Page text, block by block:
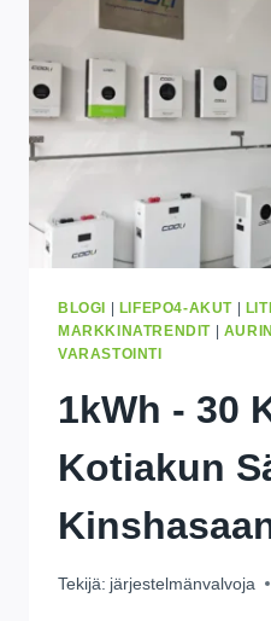
BLOGI LIFEPO4-AKUT|
MARKKINATRENDIT|
VARASTOINTI
1kWh - 30
Kotiakun
Tekijä: järjestelmänvalvoja